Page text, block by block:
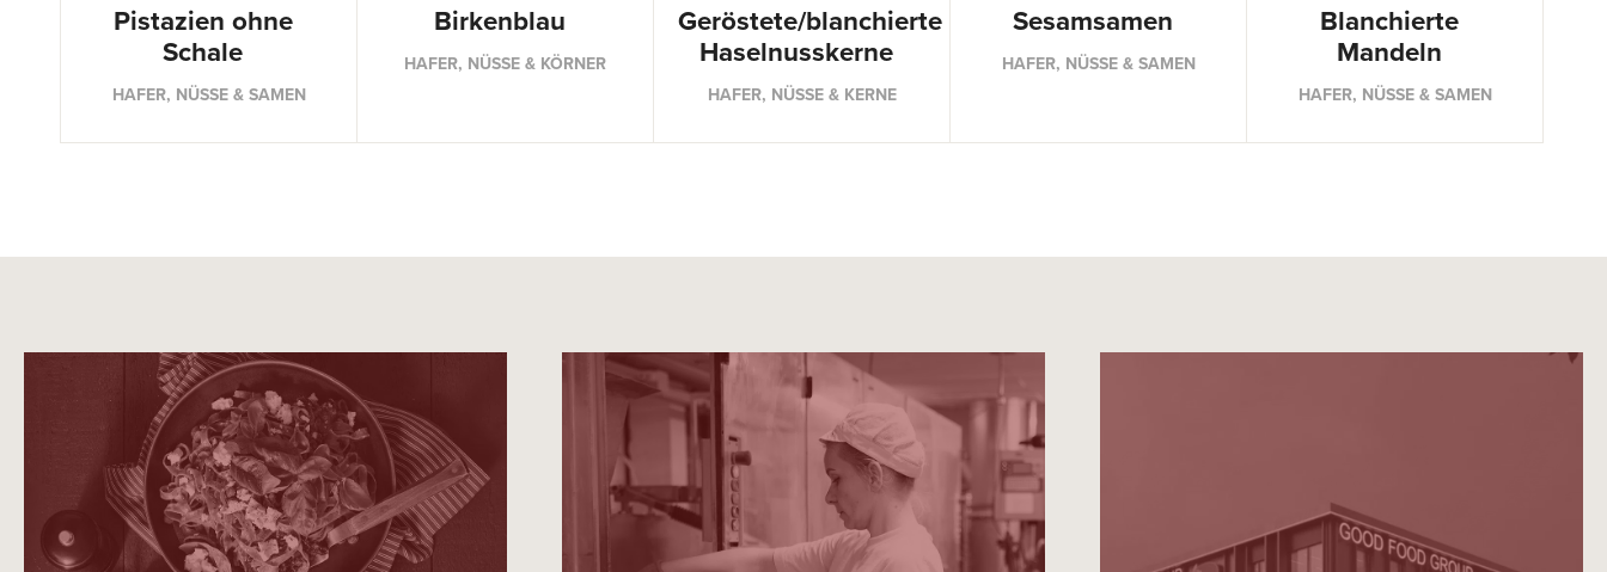
Pistazien ohne
Schale
HAFER, NÜSSE & SAMEN
Birkenblau
HAFER, NÜSSE & KÖRNER
Geröstete/blanchierte
Haselnusskerne
HAFER, NÜSSE & KERNE
Sesamsamen
HAFER, NÜSSE & SAMEN
Blanchierte
Mandeln
HAFER, NÜSSE & SAMEN